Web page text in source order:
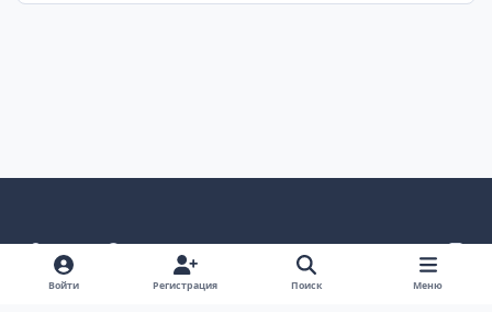
Светлый режим
Темный режим
Как в системе
v
k
Политика конфиденциальности
Войти Регистрация Поиск Меню